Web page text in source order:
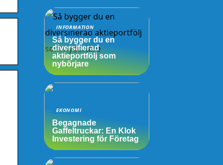
INFORMATION
Så bygger du en
diversifierad
aktieportfölj som
nybörjare
EKONOMI
Begagnade
Gaffeltruckar: En Klok
Investering för Företag